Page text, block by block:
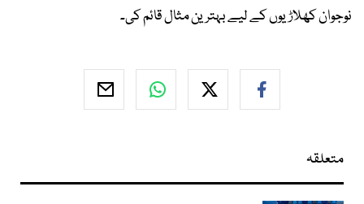
نوجوان کھلاڑیوں کے لیے بہترین مثال قائم کی۔
متعلقہ